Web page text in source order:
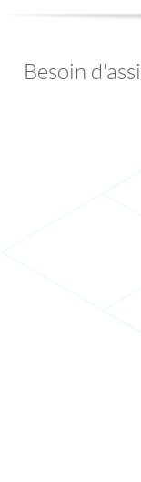
Besoin